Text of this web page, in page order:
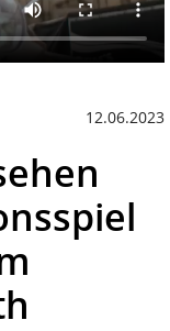
12.06.2023